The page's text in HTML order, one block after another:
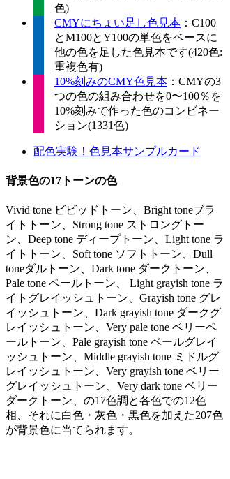
色)
CMYにちょい足し色見本 ：C100
とM100とY100の単色をベースに
他の色を足した色見本です(420色:
重複色有)
10%刻みのCMY色見本 ：CMYの3
つの色の組み合わせを0〜100％を
10%刻みで作った色のコンビネー
ション(1331色)
配色実験！色見本サンプルカード
背景色の17トーンの色
Vivid tone ビビッドトーン、Bright toneブラ
イトトーン、Strong tone ストロングトー
ン、Deep tone ディープトーン、Light tone ラ
イトトーン、Soft tone ソフトトーン、Dull
toneダルトーン、Dark tone ダークトーン、
Pale tone ペールトーン、 Light grayish tone ラ
イトグレイッシュトーン、Grayish tone グレ
イッシュトーン、Dark grayish tone ダークグ
レイッシュトーン、Very pale tone ベリーペ
ールトーン、Pale grayish tone ペールグレイ
ッシュトーン、Middle grayish tone ミドルグ
レイッシュトーン、Very grayish tone ベリー
グレイッシュトーン、Very dark tone ベリー
ダークトーン、の17色調と各色での12色
相、それに白色・灰色・黒色を加えた207色
が背景色に当てられます。